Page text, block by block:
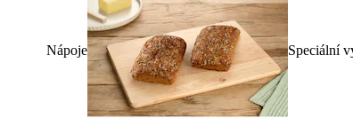
Nápoje Speciální